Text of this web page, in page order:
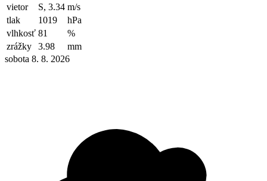
vietor
S, 3.34 m/s
tlak
1019
hPa
vlhkosť 81
%
zrážky
3.98
mm
sobota 8. 8. 2026